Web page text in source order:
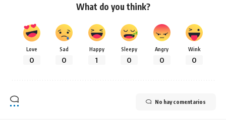
What do you think?
Love
0
Sad
0
Happy
1
Sleepy
0
Angry
0
Wink
0
No hay comentarios